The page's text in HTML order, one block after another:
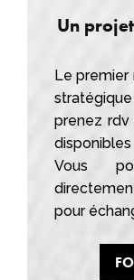
Un
Le
prenez rdv
Vous
pour